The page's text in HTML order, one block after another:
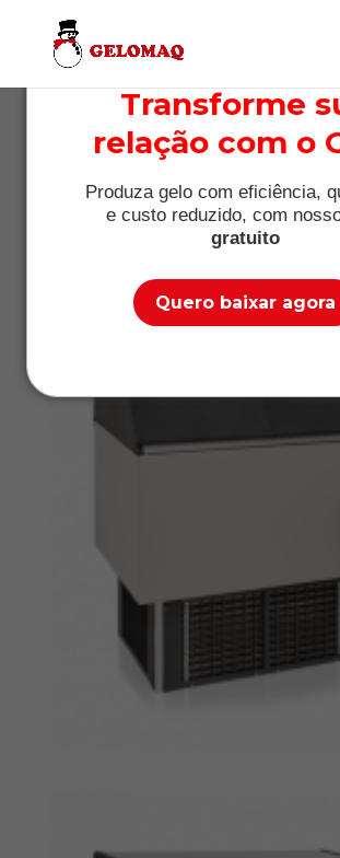
Transforme
relação com o
Produza gelo com eficiência,
e custo reduzido, com
gratuito
Quero baixar agora
Aluguel de
gelo Vinhedo
|mar 12, 2019